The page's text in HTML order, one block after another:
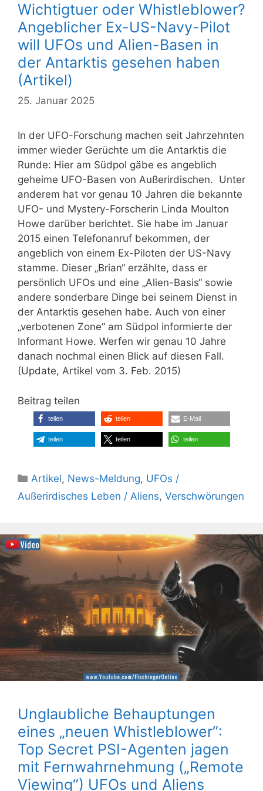
Wichtigtuer oder Whistleblower?
Angeblicher Ex-US-Navy-Pilot
will UFOs und Alien-Basen in
der Antarktis gesehen haben
(Artikel)
25. Januar 2025
In der UFO-Forschung machen seit Jahrzehnten
immer wieder Gerüchte um die Antarktis die
Runde: Hier am Südpol gäbe es angeblich
geheime UFO-Basen von Außerirdischen. Unter
anderem hat vor genau 10 Jahren die bekannte
UFO- und Mystery-Forscherin Linda Moulton
Howe darüber berichtet. Sie habe im Januar
2015 einen Telefonanruf bekommen, der
angeblich von einem Ex-Piloten der US-Navy
stamme. Dieser „Brian“ erzählte, dass er
persönlich UFOs und eine „Alien-Basis“ sowie
andere sonderbare Dinge bei seinem Dienst in
der Antarktis gesehen habe. Auch von einer
„verbotenen Zone“ am Südpol informierte der
Informant Howe. Werfen wir genau 10 Jahre
danach nochmal einen Blick auf diesen Fall.
(Update, Artikel vom 3. Feb. 2015)
Beitrag teilen
teilen teilen E-Mail
teilen teilen teilen
Kategorien
Artikel, News-Meldung, UFOs /
Außerirdisches Leben / Aliens, Verschwörungen
Unglaubliche Behauptungen
eines „neuen Whistleblower“:
Top Secret PSI-Agenten jagen
mit Fernwahrnehmung („Remote
Viewing“) UFOs und Aliens